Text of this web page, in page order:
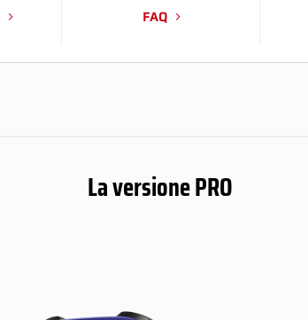
FAQ
La versione PRO